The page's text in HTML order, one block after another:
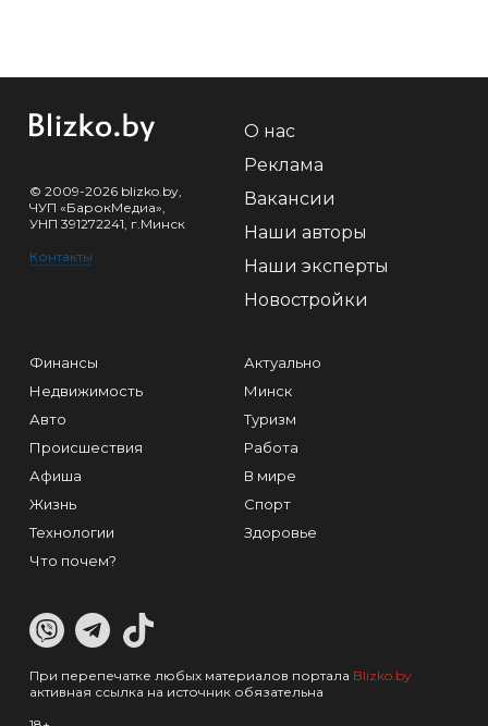
© 2009-2026 blizko.by,
ЧУП «БарокМедиа»,
УНП 391272241, г.Минск
Контакты
О нас
Реклама
Вакансии
Наши авторы
Наши эксперты
Новостройки
Финансы
Недвижимость
Авто
Происшествия
Афиша
Жизнь
Технологии
Что почем?
Актуально
Минск
Туризм
Работа
В мире
Спорт
Здоровье
При перепечатке любых материалов портала Blizko.by
активная ссылка на источник обязательна